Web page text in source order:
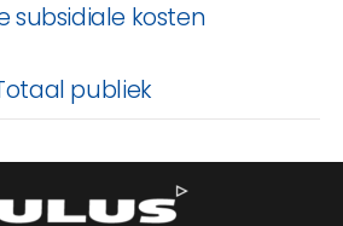
subsidiale kosten
publiek